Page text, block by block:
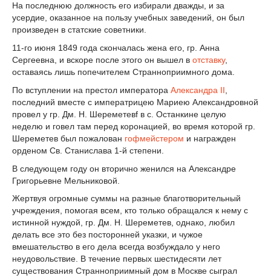
На последнюю должность его избирали дважды, и за
усердие, оказанное на пользу учебных заведений, он был
произведен в статские советники.
11-го июня 1849 года скончалась жена его, гр. Анна
Сергеевна, и вскоре после этого он вышел в отставку,
оставаясь лишь попечителем Странноприимного дома.
По вступлении на престол императора Александра II
последний вместе с императрицею Мариею Александровной
провел у гр. Дм. Н. Шереметевf в с. Останкине целую
неделю и говел там перед коронацией, во время которой гр.
Шереметев был пожалован гофмейстером и награжден
орденом Св. Станислава 1-й степени.
В следующем году он вторично женился на Александре
Григорьевне Мельниковой.
Жертвуя огромные суммы на разные благотворительный
учреждения, помогая всем, кто только обращался к нему с
истинной нуждой, гр. Дм. H. Шереметев, однако, любил
делать все это без посторонней указки, и чужое
вмешательство в его дела всегда возбуждало у него
неудовольствие. В течение первых шестидесяти лет
существования Странноприимный дом в Москве сыграл